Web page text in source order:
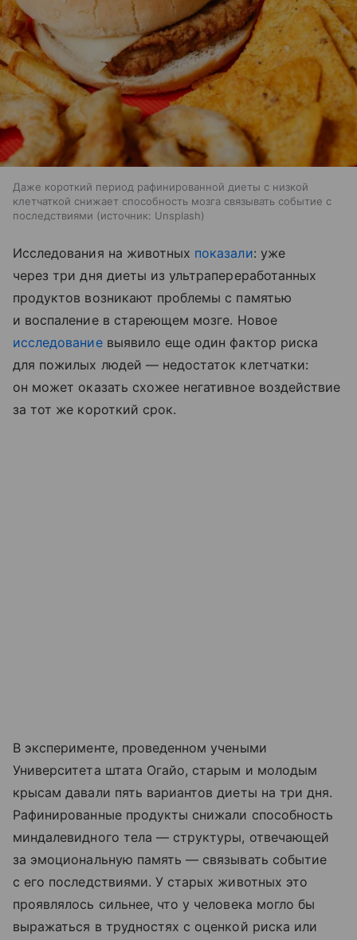
Даже короткий период рафинированной диеты с низкой
клетчаткой снижает способность мозга связывать событие с
последствиями
источник: Unsplash
Исследования на животных показали: уже
через три дня диеты из ультрапереработанных
продуктов возникают проблемы с памятью
и воспаление в стареющем мозге. Новое
исследованиевыявило еще один фактор риска
для пожилых людей — недостаток клетчатки:
он может оказать схожее негативное воздействие
за тот же короткий срок.
В эксперименте, проведенном учеными
Университета штата Огайо, старым и молодым
крысам давали пять вариантов диеты на три дня.
Рафинированные продукты снижали способность
миндалевидного тела — структуры, отвечающей
за эмоциональную память — связывать событие
с его последствиями. У старых животных это
проявлялось сильнее, что у человека могло бы
выражаться в трудностях с оценкой риска или